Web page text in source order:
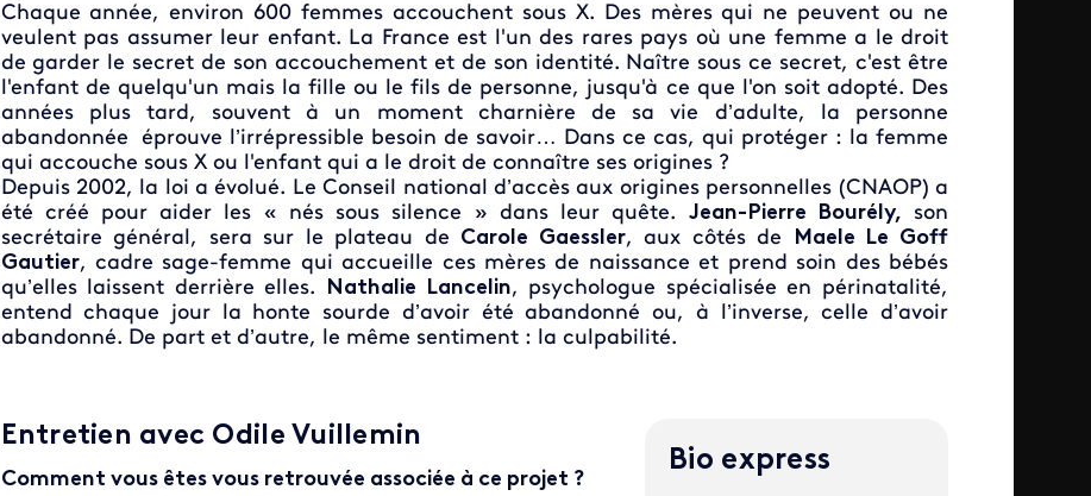
Chaque année, environ 600 femmes accouchent sous X. Des mères qui ne peuvent ou ne
veulent pas assumer leur enfant. La France est l'un des rares pays où une femme a le droit
de garder le secret de son accouchement et de son identité. Naître sous ce secret, c'est être
l'enfant de quelqu'un mais la fille ou le fils de personne, jusqu'à ce que l'on soit adopté. Des
années plus tard, souvent à un moment charnière de sa vie d’adulte, la personne
abandonnée éprouve l’irrépressible besoin de savoir… Dans ce cas, qui protéger : la femme
qui accouche sous X ou l'enfant qui a le droit de connaître ses origines ?
Depuis 2002, la loi a évolué. Le Conseil national d’accès aux origines personnelles (CNAOP) a
été créé pour aider les « nés sous silence » dans leur quête. Jean-Pierre Bourély, son
secrétaire général, sera sur le plateau de Carole Gaessler, aux côtés de
Maele Le Goff
Gautier, cadre sage-femme qui accueille ces mères de naissance et prend soin des bébés
qu’elles laissent derrière elles.
Nathalie Lancelin, psychologue spécialisée en périnatalité,
entend chaque jour la honte sourde d’avoir été abandonné ou, à l’inverse, celle d’avoir
abandonné. De part et d’autre, le même sentiment : la culpabilité.
Entretien avec Odile Vuillemin
Comment vous êtes vous retrouvée associée à ce projet ?
Bio express